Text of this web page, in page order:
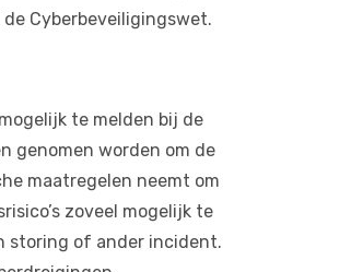
Cyberbeveiligingswet.
te melden bij de
genomen worden om de
maatregelen neemt om
zoveel mogelijk te
storing of ander incident.